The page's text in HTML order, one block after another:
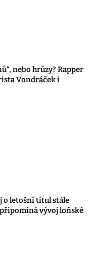
nebo hrůzy? Rapper
Vondráček i
o letošní titul stále
vývoj loňské